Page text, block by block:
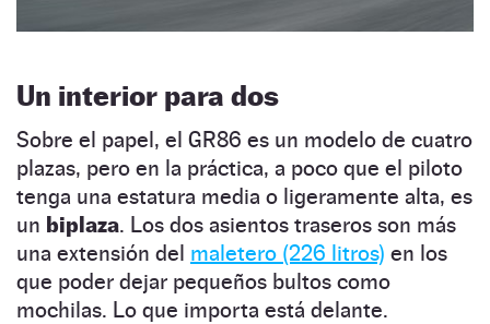
Un interior para dos
Sobre el papel, el GR86 es un modelo de cuatro
plazas, pero en la práctica, a poco que el piloto
tenga una estatura media o ligeramente alta, es
un biplaza. Los dos asientos traseros son más
una extensión del maletero (226 litros) en los
que poder dejar pequeños bultos como
mochilas. Lo que importa está delante.